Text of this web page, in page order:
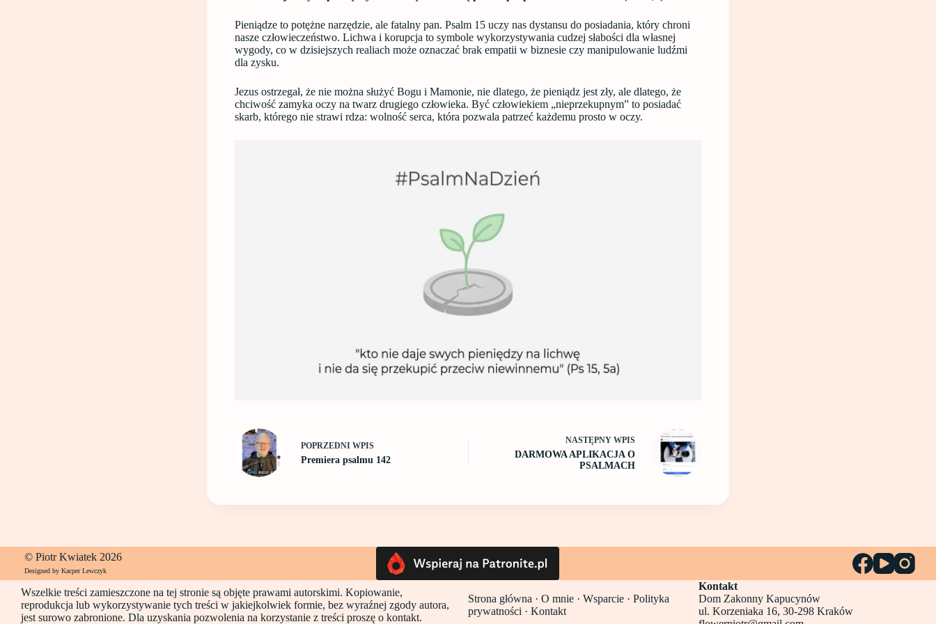
Pieniądze to potężne narzędzie, ale fatalny pan. Psalm 15 uczy nas dystansu do posiadania, który chroni
nasze człowieczeństwo. Lichwa i korupcja to symbole wykorzystywania cudzej słabości dla własnej
wygody, co w dzisiejszych realiach może oznaczać brak empatii w biznesie czy manipulowanie ludźmi
dla zysku.
Jezus ostrzegał, że nie można służyć Bogu i Mamonie, nie dlatego, że pieniądz jest zły, ale dlatego, że
chciwość zamyka oczy na twarz drugiego człowieka. Być człowiekiem „nieprzekupnym” to posiadać
skarb, którego nie strawi rdza: wolność serca, która pozwala patrzeć każdemu prosto w oczy.
POPRZEDNI WPIS
Premiera psalmu 142
NASTĘPNY WPIS
DARMOWA APLIKACJA O
PSALMACH
© Piotr Kwiatek 2026
Designed by Kacper Lewczyk
Wszelkie treści zamieszczone na tej stronie są objęte prawami autorskimi. Kopiowanie,
reprodukcja lub wykorzystywanie tych treści w jakiejkolwiek formie, bez wyraźnej zgody autora,
jest surowo zabronione. Dla uzyskania pozwolenia na korzystanie z treści proszę o kontakt.
Strona główna · O mnie · Wsparcie · Polityka
prywatności · Kontakt
Kontakt
Dom Zakonny Kapucynów
ul. Korzeniaka 16, 30-298 Kraków